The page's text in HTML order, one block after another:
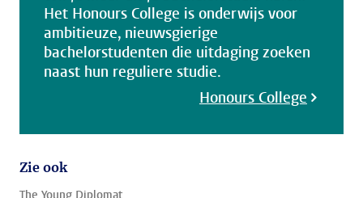
Het Honours College is onderwijs voor
ambitieuze, nieuwsgierige
bachelorstudenten die uitdaging zoeken
naast hun reguliere studie.
Honours College
Zie ook